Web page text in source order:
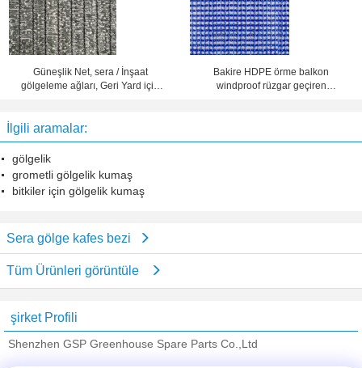
Güneşlik Net, sera / İnşaat
gölgeleme ağları, Geri Yard için
Bakire HDPE örme balkon
windproof rüzgar geçiren
İlgili aramalar:
gölgelik
grometli gölgelik kumaş
bitkiler için gölgelik kumaş
Sera gölge kafes bezi
Tüm Ürünleri görüntüle
şirket Profili
Shenzhen GSP Greenhouse Spare Parts Co.,Ltd